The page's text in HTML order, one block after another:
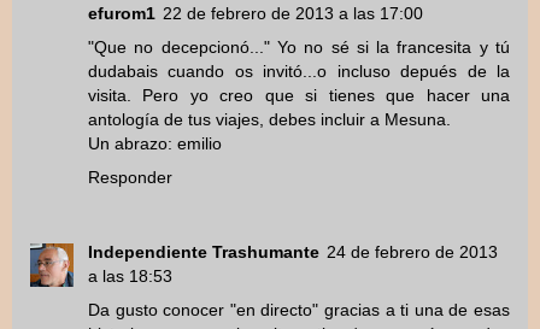
efurom1 22 de febrero de 2013 a las 17:00
"Que no decepcionó..." Yo no sé si la francesita y tú
dudabais cuando os invitó...o incluso depués de la
visita. Pero yo creo que si tienes que hacer una
antología de tus viajes, debes incluir a Mesuna.
Un abrazo: emilio
Responder
Independiente Trashumante 24 de febrero de 2013
a las 18:53
Da gusto conocer "en directo" gracias a ti una de esas